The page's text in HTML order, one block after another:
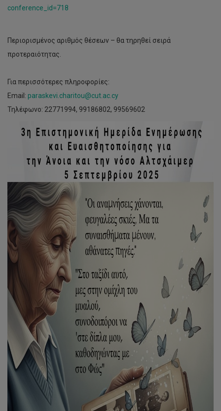
conference_id=718
Περιορισμένος αριθμός θέσεων – θα τηρηθεί σειρά
προτεραιότητας.
Για περισσότερες πληροφορίες:
Email: paraskevi.charitou@cut.ac.cy
Τηλέφωνο: 22771994, 99186802, 99569602